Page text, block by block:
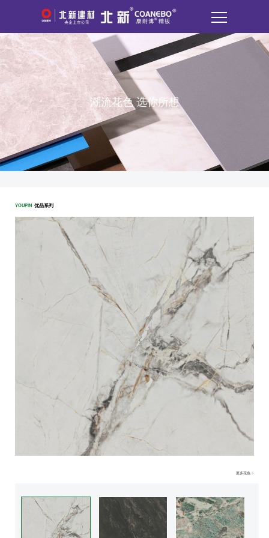
潮流花色 选你所想
YOUPIN 优品系列
更多花色 >